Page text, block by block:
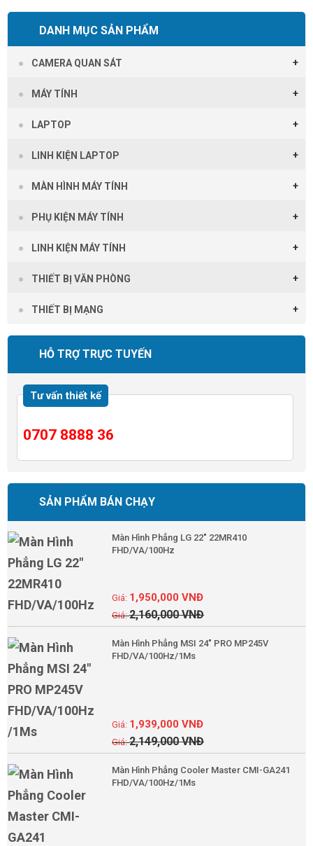
DANH MỤC SẢN PHẨM
CAMERA QUAN SÁT
MÁY TÍNH
LAPTOP
LINH KIỆN LAPTOP
MÀN HÌNH MÁY TÍNH
PHỤ KIỆN MÁY TÍNH
LINH KIỆN MÁY TÍNH
THIẾT BỊ VĂN PHÒNG
THIẾT BỊ MẠNG
HỖ TRỢ TRỰC TUYẾN
Tư vấn thiết kế
0707 8888 36
SẢN PHẨM BÁN CHẠY
Màn Hình Phẳng LG 22" 22MR410
FHD/VA/100Hz
2,160,000VNĐ
1,950,000VNĐ
Màn Hình Phẳng MSI 24" PRO MP245V
FHD/VA/100Hz/1Ms
2,149,000VNĐ
1,939,000VNĐ
Màn Hình Phẳng Cooler Master CMI-GA241
FHD/VA/100Hz/1Ms